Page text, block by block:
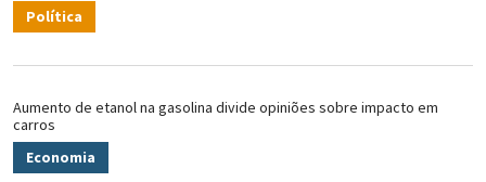
Política
Aumento de etanol na gasolina divide opiniões sobre impacto em
carros
Economia